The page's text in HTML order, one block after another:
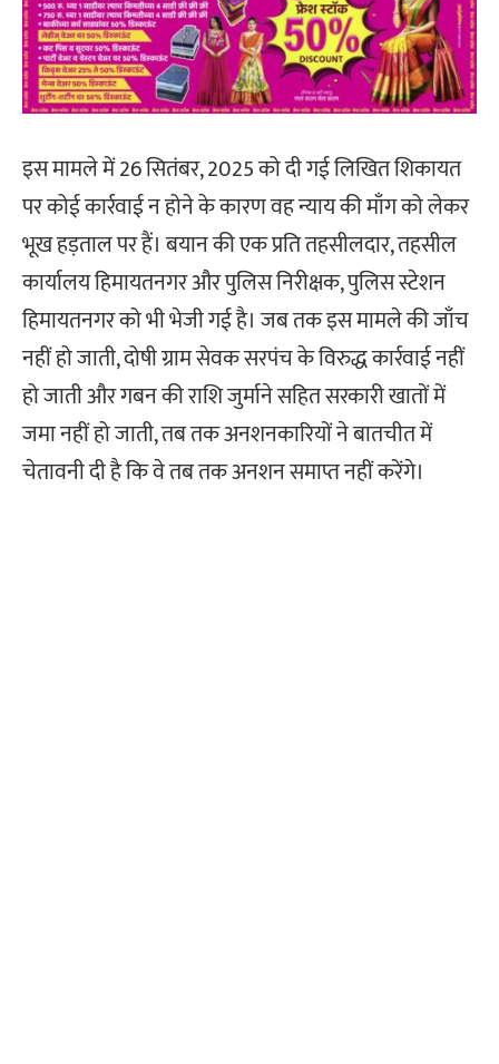
इस मामले में 26 सितंबर, 2025 को दी गई लिखित शिकायत
पर कोई कार्रवाई न होने के कारण वह न्याय की माँग को लेकर
भूख हड़ताल पर हैं। बयान की एक प्रति तहसीलदार, तहसील
कार्यालय हिमायतनगर और पुलिस निरीक्षक, पुलिस स्टेशन
हिमायतनगर को भी भेजी गई है। जब तक इस मामले की जाँच
नहीं हो जाती, दोषी ग्राम सेवक सरपंच के विरुद्ध कार्रवाई नहीं
हो जाती और गबन की राशि जुर्माने सहित सरकारी खातों में
जमा नहीं हो जाती, तब तक अनशनकारियों ने बातचीत में
चेतावनी दी है कि वे तब तक अनशन समाप्त नहीं करेंगे।